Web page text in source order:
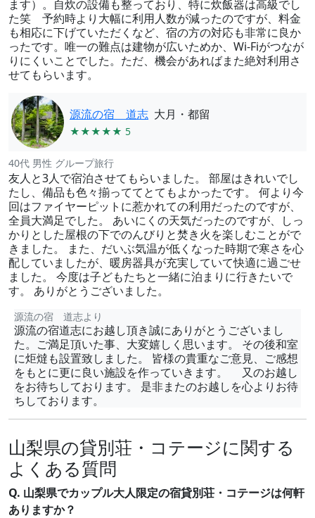
ます）。自炊の設備も整っており、特に炊飯器は高級でし
た笑 予約時より大幅に利用人数が減ったのですが、料金
も相応に下げていただくなど、宿の方の対応も非常に良か
ったです。唯一の難点は建物が広いためか、Wi-Fiがつなが
りにくいことでした。ただ、機会があればまた絶対利用さ
せてもらいます。
源流の宿 道志 大月・都留
★★★★★ 5
40代 男性 グループ旅行
友人と3人で宿泊させてもらいました。 部屋はきれいでし
たし、備品も色々揃っててとてもよかったです。 何より今
回はファイヤーピットに惹かれての利用だったのですが、
全員大満足でした。 あいにくの天気だったのですが、しっ
かりとした屋根の下でのんびりと焚き火を楽しむことがで
きました。 また、だいぶ気温が低くなった時期で寒さを心
配していましたが、暖房器具が充実していて快適に過ごせ
ました。 今度は子どもたちと一緒に泊まりに行きたいで
す。 ありがとうございました。
源流の宿 道志より
源流の宿道志にお越し頂き誠にありがとうございまし
た。ご満足頂いた事、大変嬉しく思います。 その後和室
に炬燵も設置致しました。 皆様の貴重なご意見、ご感想
をもとに更に良い施設を作っていきます。 又のお越し
をお待ちしております。 是非またのお越しを心よりお待
ちしております。
山梨県の貸別荘・コテージに関する
よくある質問
Q. 山梨県でカップル大人限定の宿貸別荘・コテージは何軒
ありますか？